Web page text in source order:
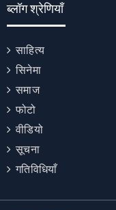
ब्लॉग श्रेणियाँ
साहित्य
सिनेमा
समाज
फोटो
वीडियो
सूचना
गतिविधियाँ